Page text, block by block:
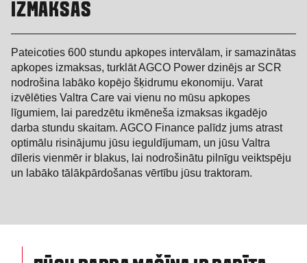
IZMAKSAS
Pateicoties 600 stundu apkopes intervālam, ir samazinātas
apkopes izmaksas, turklāt AGCO Power dzinējs ar SCR
nodrošina labāko kopējo šķidrumu ekonomiju. Varat
izvēlēties Valtra Care vai vienu no mūsu apkopes
līgumiem, lai paredzētu ikmēneša izmaksas ikgadējo
darba stundu skaitam. AGCO Finance palīdz jums atrast
optimālu risinājumu jūsu ieguldījumam, un jūsu Valtra
dīleris vienmēr ir blakus, lai nodrošinātu pilnīgu veiktspēju
un labāko tālākpārdošanas vērtību jūsu traktoram.